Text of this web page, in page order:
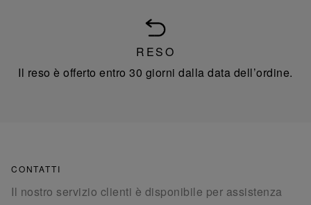
RESO
Il reso è offerto entro 30 giorni dalla data dell’ordine.
CONTATTI
Il nostro servizio clienti è disponibile per assistenza